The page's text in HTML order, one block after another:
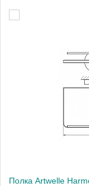
Полка Artwelle